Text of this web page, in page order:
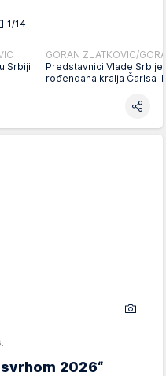
1/14
Srbiji
GORAN ZLATKOVIC/
Predstavnici Vlade Srbije
rođendana kralja Čarlsa
2026“